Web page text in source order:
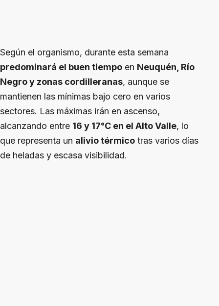
Según el organismo, durante esta semana
predominará el buen tiempo en Neuquén, Río
Negro y zonas cordilleranas, aunque se
mantienen las mínimas bajo cero en varios
sectores. Las máximas irán en ascenso,
alcanzando entre 16 y 17°C en el Alto Valle, lo
que representa un alivio térmico tras varios días
de heladas y escasa visibilidad.